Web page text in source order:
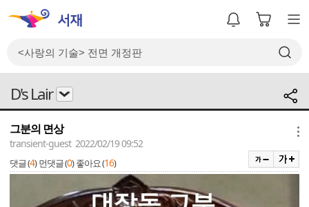
D's Lair
그분의 면상
transient-guest 2022/02/19 09:52
댓글 (4) 먼댓글 (0) 좋아요 (16)